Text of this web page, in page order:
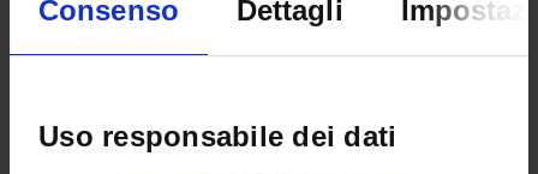
Consenso Dettagli
Uso responsabile dei dati